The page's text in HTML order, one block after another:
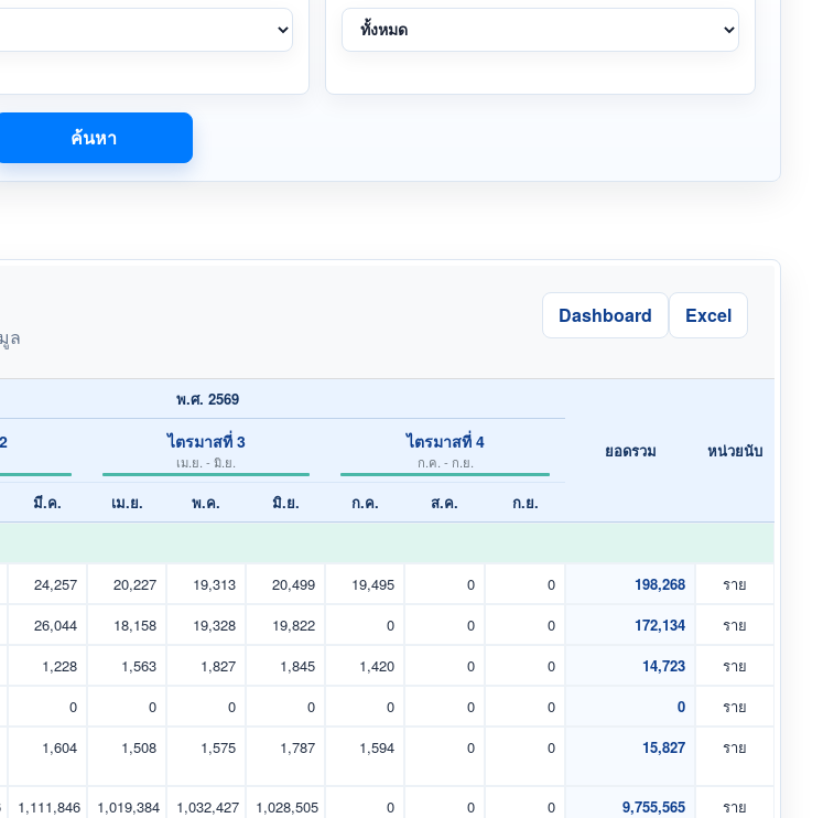
ค้นหา
ล
Dashboard Excel
พ.ศ. 2569
ยอดรวม หน่วยนับ
ไตรมาสที่ 3
เม.ย. - มิ.ย.
ไตรมาสที่ 4
ก.ค. - ก.ย.
มี.ค. เม.ย. พ.ค. มิ.ย. ก.ค. ส.ค.
ก.ย.
24,257 20,227 19,313 20,499 19,495 0 0 198,268
ราย
26,044 18,158 19,328 19,822 0 0 0 172,134
ราย
1,228 1,563 1,827 1,845 1,420 0 0 14,723
ราย
0 0 0 0 0 0 0 0
ราย
1,604 1,508 1,575 1,787 1,594 0 0 15,827 ราย
1,111,846 1,019,384 1,032,427 1,028,505 0 0 0 9,755,565
ราย